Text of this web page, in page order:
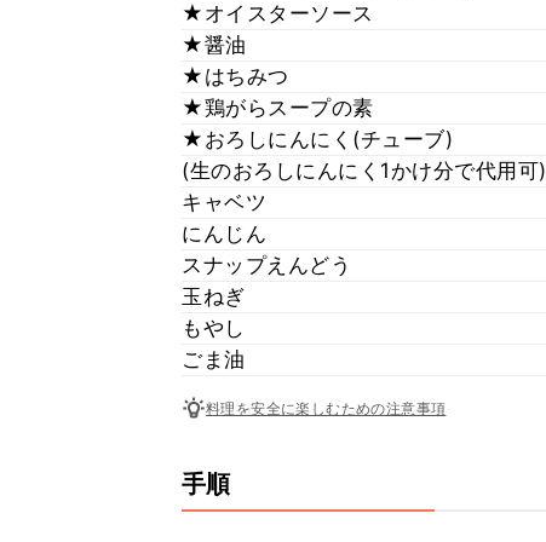
★オイスターソース
★醤油
★はちみつ
★鶏がらスープの素
★おろしにんにく(チューブ)
(生のおろしにんにく1かけ分で代用可)
キャベツ
にんじん
スナップえんどう
玉ねぎ
もやし
ごま油
料理を安全に楽しむための注意事項
手順